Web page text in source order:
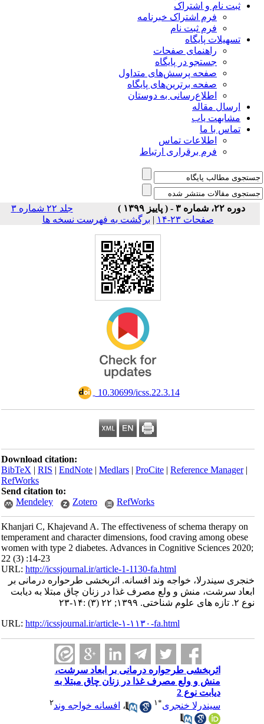
ثبت نام و اشتراک
فرم اشتراک خبرنامه
فرم ثبت نام
تسهیلات پایگاه
راهنمای صفحات
جستجو در پایگاه
صفحه پرسش‌های متداول
صفحه برترین‌های پایگاه
اطلاع‌رسانی به دوستان
ارسال مقاله
مشابهت یاب
تماس با ما
اطلاعات تماس
فرم برقراری ارتباط
دوره ۲۲، شماره ۳ - ( پاییز ۱۳۹۹ )
جلد ۲۲ شماره ۳
صفحات ۲۳-۱۴
| برگشت به فهرست نسخه ها
‎ 10.30699/icss.22.3.14
Download citation:
BibTeX|RIS|EndNote|Medlars|ProCite|Reference Manager
RefWorks
Send citation to:
Mendeley
Zotero RefWorks
Khanjari C, Khajevand A. The effectiveness of schema therapy on
temperament and character dimensions, food craving among obese
women with type 2 diabetes. Advances in Cognitive Sciences 2020;
22 (3) :14-23
URL:http://icssjournal.ir/article-1-1130-fa.html
خنجری سیندرلا، خواجه وند افسانه. اثربخشی طرحواره درمانی بر
ابعاد سرشت، منش و ولع مصرف غذا در زنان چاق مبتلا به دیابت
نوع ۲. تازه های علوم شناختی. ۱۳۹۹; ۲۲ (۳) :۱۴-۲۳
URL:http://icssjournal.ir/article-۱-۱۱۳۰-fa.html
اثربخشی طرحواره درمانی بر ابعاد سرشت،
منش و ولع مصرف غذا در زنان چاق مبتلا به
دیابت نوع 2
سیندرلا خنجری* ۱ ،افسانه خواجه وند۲